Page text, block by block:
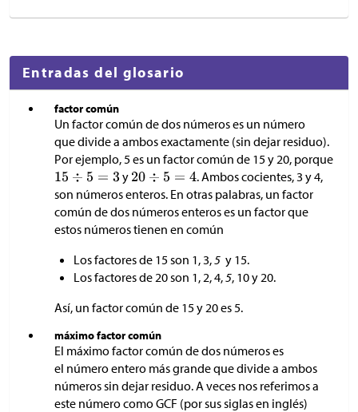
Entradas del glosario
factor común
Un factor común de dos números es un número
que divide a ambos exactamente (sin dejar residuo).
Por ejemplo, 5 es un factor común de 15 y 20, porque
y
. Ambos cocientes, 3 y 4,
son números enteros. En otras palabras, un factor
común de dos números enteros es un factor que
estos números tienen en común
Los factores de 15 son 1, 3,5 y 15.
Los factores de 20 son 1, 2, 4,5, 10 y 20.
Así, un factor común de 15 y 20 es 5.
máximo factor común
El máximo factor común de dos números es
el número entero más grande que divide a ambos
números sin dejar residuo. A veces nos referimos a
este número como GCF (por sus siglas en inglés)